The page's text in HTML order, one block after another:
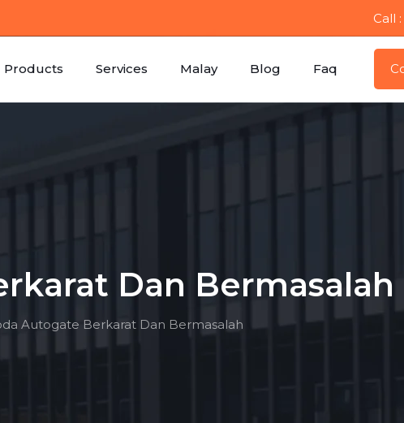
Call
Products Services Malay Blog Faq
Dan Bermasalah
Autogate Berkarat Dan Bermasalah